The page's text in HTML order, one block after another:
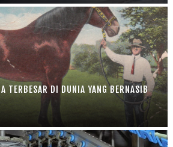
TERBESAR DI DUNIA YANG BERNASIB